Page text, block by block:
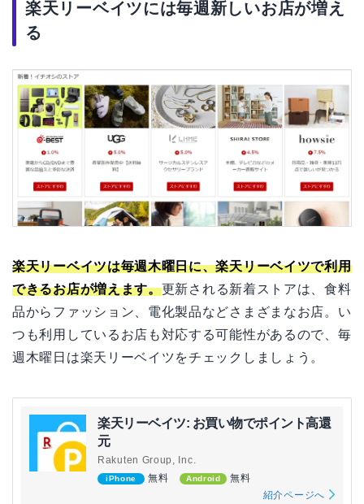
楽天リーベイツには毎週新しいお店が増え
る
楽天リーベイツは毎週木曜日に、楽天リーベイツで利用
できるお店が増えます。更新される新着ストアは、食料
品からファッション、電化製品などさまざまなお店。い
つも利用しているお店も対応する可能性があるので、毎
週木曜日は楽天リーベイツをチェックしましょう。
楽天リーベイツ: お買い物でポイント高還
元
Rakuten Group, Inc.
iPhone 無料 Android
無料
紹介ページへ